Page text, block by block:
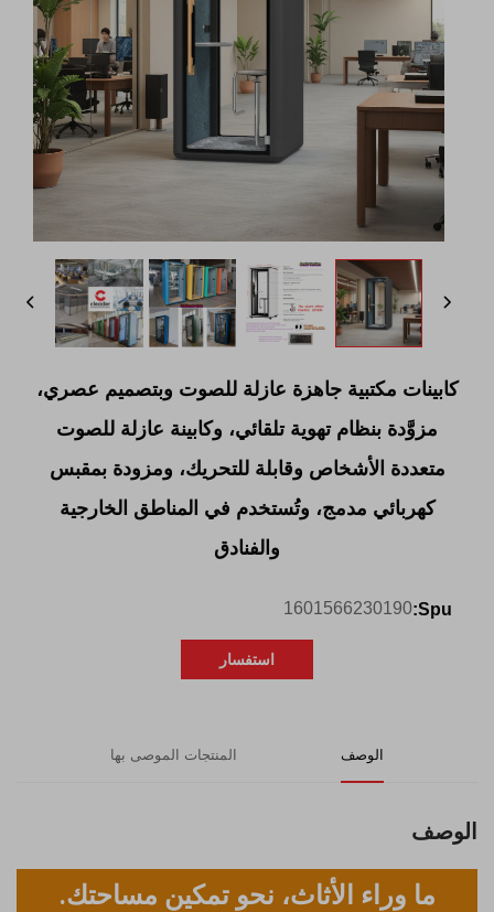
كابينات مكتبية جاهزة عازلة للصوت وبتصميم عصري،
مزوَّدة بنظام تهوية تلقائي، وكابينة عازلة للصوت
متعددة الأشخاص وقابلة للتحريك، ومزودة بمقبس
كهربائي مدمج، وتُستخدم في المناطق الخارجية
والفنادق
Spu:
1601566230190
استفسار
الوصف المنتجات الموصى بها
الوصف
ما وراء الأثاث، نحو تمكين مساحتك.